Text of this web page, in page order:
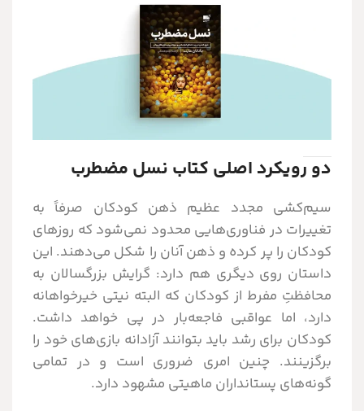
دو رویکرد اصلی کتاب نسل مضطرب
سیم‌کشی مجدد عظیم ذهن کودکان صرفاً به
تغییرات در فناوری‌هایی محدود نمی‌شود که روزهای
کودکان را پر کرده و ذهن آنان را شکل می‌دهند. این
داستان روی دیگری هم دارد: گرایش بزرگسالان به
محافظتِ مفرط از کودکان که البته نیتی خیرخواهانه
دارد، اما عواقبی فاجعه‌بار در پی خواهد داشت.
کودکان برای رشد باید بتوانند آزادانه بازی‌های خود را
برگزینند. چنین امری ضروری است و در تمامی
گونه‌های پستانداران ماهیتی مشهود دارد.